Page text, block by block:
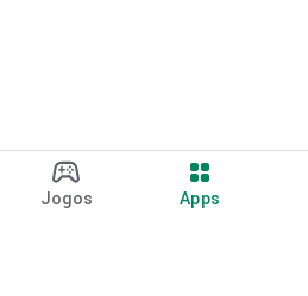
Jogos Apps